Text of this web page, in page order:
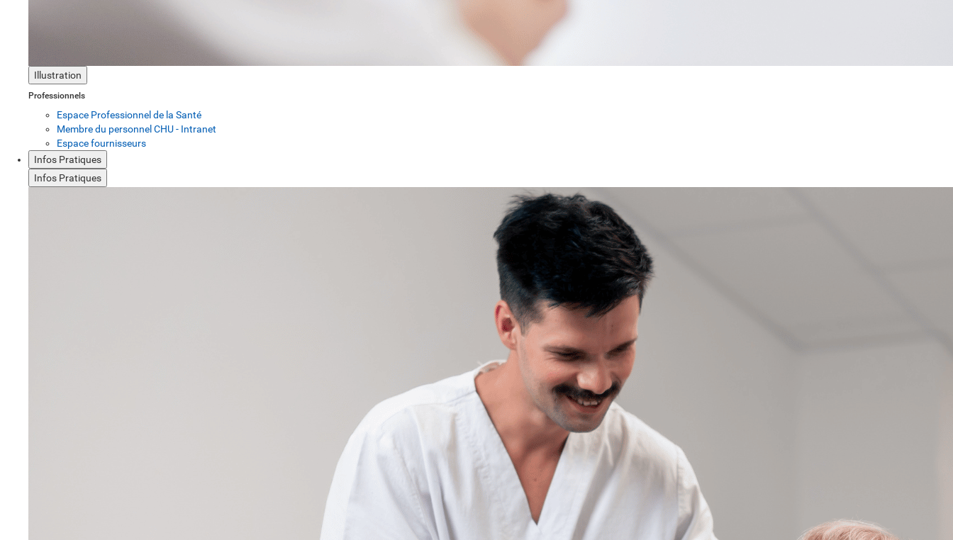
Illustration
Professionnels
Espace Professionnel de la Santé
Membre du personnel CHU - Intranet
Espace fournisseurs
Infos Pratiques
Infos Pratiques